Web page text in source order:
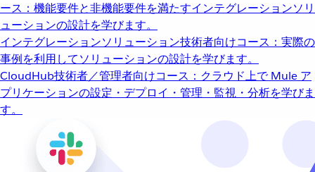
ース：機能要件と非機能要件を満たすインテグレーションソリ
ューションの設計を学びます。
インテグレーションソリューション技術者向けコース：実際の
事例を利用してソリューションの設計を学びます。
CloudHub技術者／管理者向けコース：クラウド上で Mule ア
プリケーションの設定・デプロイ・管理・監視・分析を学びま
す。